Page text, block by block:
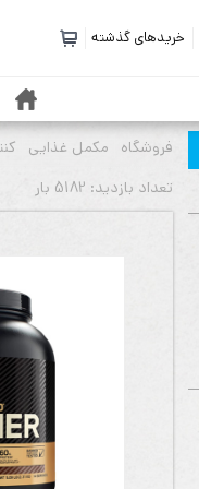
خریدهای گذشته
خانه
فروشگاه مکمل غذایی
تعداد بازديد: 5182 بار